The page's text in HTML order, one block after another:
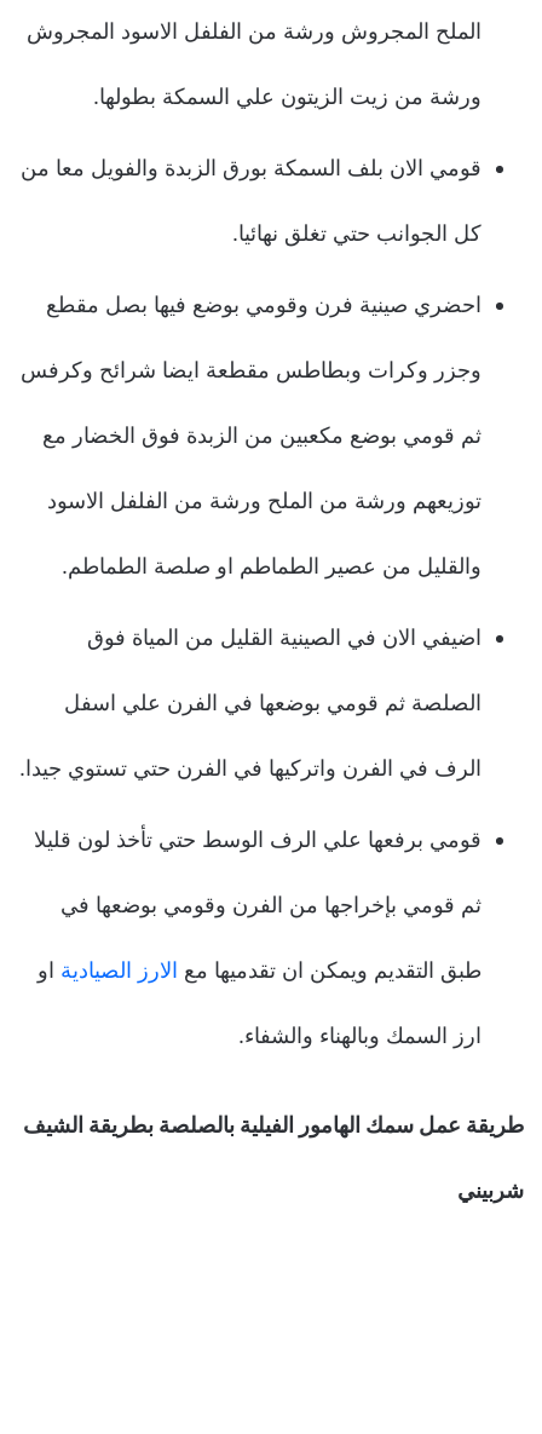
الملح المجروش ورشة من الفلفل الاسود المجروش
ورشة من زيت الزيتون علي السمكة بطولها.
قومي الان بلف السمكة بورق الزبدة والفويل معا من
كل الجوانب حتي تغلق نهائيا.
احضري صينية فرن وقومي بوضع فيها بصل مقطع
وجزر وكرات وبطاطس مقطعة ايضا شرائح وكرفس
ثم قومي بوضع مكعبين من الزبدة فوق الخضار مع
توزيعهم ورشة من الملح ورشة من الفلفل الاسود
والقليل من عصير الطماطم او صلصة الطماطم.
اضيفي الان في الصينية القليل من المياة فوق
الصلصة ثم قومي بوضعها في الفرن علي اسفل
الرف في الفرن واتركيها في الفرن حتي تستوي جيدا.
قومي برفعها علي الرف الوسط حتي تأخذ لون قليلا
ثم قومي بإخراجها من الفرن وقومي بوضعها في
طبق التقديم ويمكن ان تقدميها مع الارز الصيادية او
ارز السمك وبالهناء والشفاء.
طريقة عمل سمك الهامور الفيلية بالصلصة بطريقة الشيف
شربيني